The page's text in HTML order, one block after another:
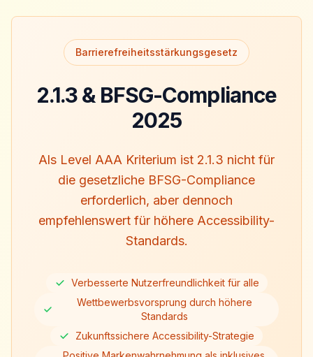
Barrierefreiheitsstärkungsgesetz
2.1.3 & BFSG-Compliance
2025
Als Level AAA Kriterium ist 2.1.3 nicht für
die gesetzliche BFSG-Compliance
erforderlich, aber dennoch
empfehlenswert für höhere Accessibility-
Standards.
Verbesserte Nutzerfreundlichkeit für alle
Wettbewerbsvorsprung durch höhere
Standards
Zukunftssichere Accessibility-Strategie